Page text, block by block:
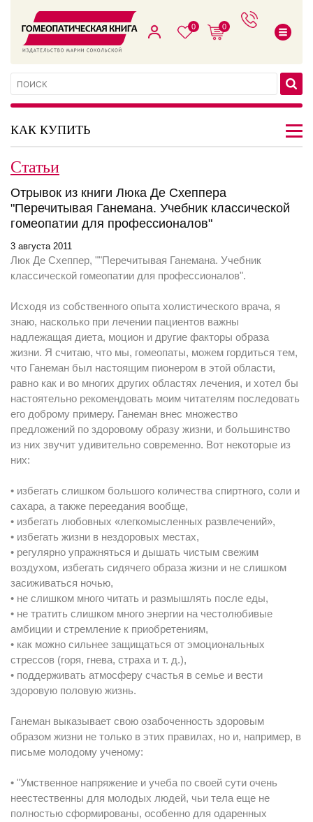
0 0
КАК КУПИТЬ
Статьи
Отрывок из книги Люка Де Схеппера
"Перечитывая Ганемана. Учебник классической
гомеопатии для профессионалов"
3 августа 2011
Люк Де Схеппер, ""Перечитывая Ганемана. Учебник
классической гомеопатии для профессионалов".
Исходя из собственного опыта холистического врача, я
знаю, насколько при лечении пациентов важны
надлежащая диета, моцион и другие факторы образа
жизни. Я считаю, что мы, гомеопаты, можем гордиться тем,
что Ганеман был настоящим пионером в этой области,
равно как и во многих других областях лечения, и хотел бы
настоятельно рекомендовать моим читателям последовать
его доброму примеру. Ганеман внес множество
предложений по здоровому образу жизни, и большинство
из них звучит удивительно современно. Вот некоторые из
них:
• избегать слишком большого количества спиртного, соли и
сахара, а также переедания вообще,
• избегать любовных «легкомысленных развлечений»,
• избегать жизни в нездоровых местах,
• регулярно упражняться и дышать чистым свежим
воздухом, избегать сидячего образа жизни и не слишком
засиживаться ночью,
• не слишком много читать и размышлять после еды,
• не тратить слишком много энергии на честолюбивые
амбиции и стремление к приобретениям,
• как можно сильнее защищаться от эмоциональных
стрессов (горя, гнева, страха и т. д.),
• поддерживать атмосферу счастья в семье и вести
здоровую половую жизнь.
Ганеман выказывает свою озабоченность здоровым
образом жизни не только в этих правилах, но и, например, в
письме молодому ученому:
• "Умственное напряжение и учеба по своей сути очень
неестественны для молодых людей, чьи тела еще не
полностью сформированы, особенно для одаренных